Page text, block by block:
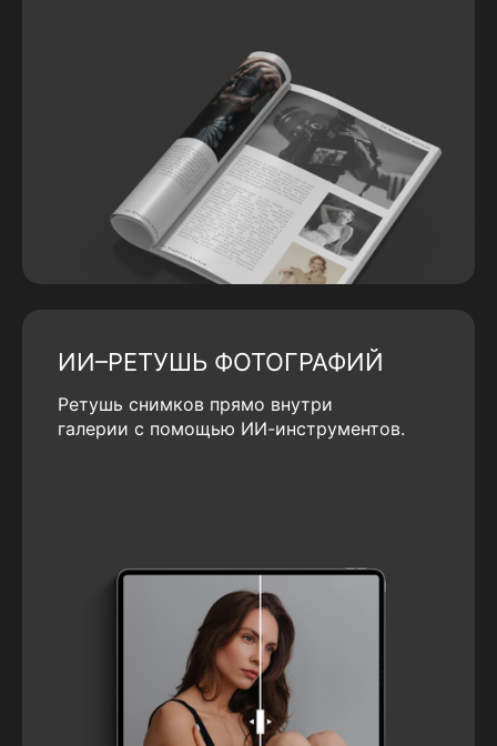
ИИ–РЕТУШЬ ФОТОГРАФИЙ
Ретушь снимков прямо внутри
галерии с помощью ИИ-инструментов.